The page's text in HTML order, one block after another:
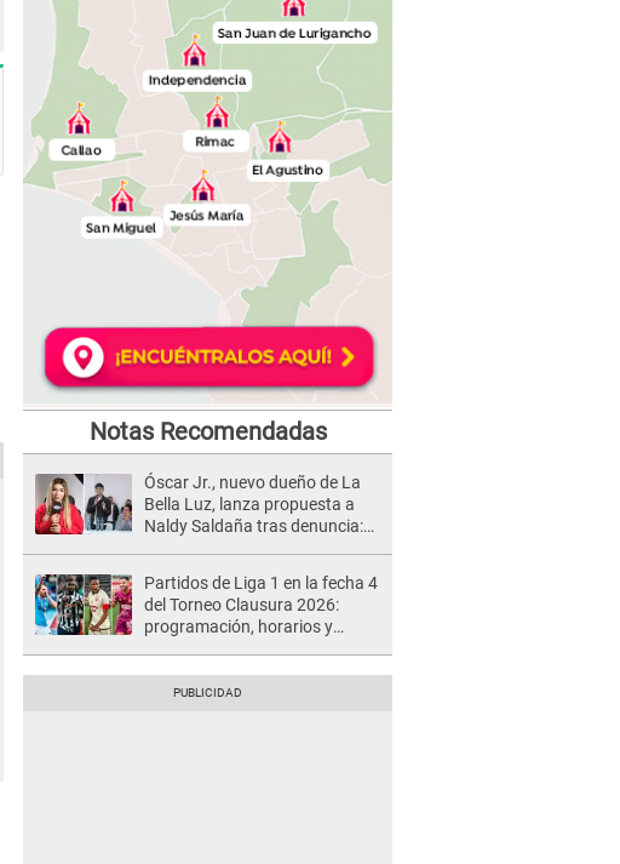
Notas Recomendadas
Óscar Jr., nuevo dueño de La
Bella Luz, lanza propuesta a
Naldy Saldaña tras denuncia:
Partidos de Liga 1 en la fecha 4
del Torneo Clausura 2026:
programación, horarios y